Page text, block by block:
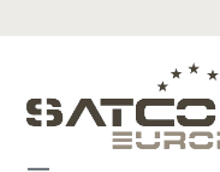
Zum Hauptinhalt